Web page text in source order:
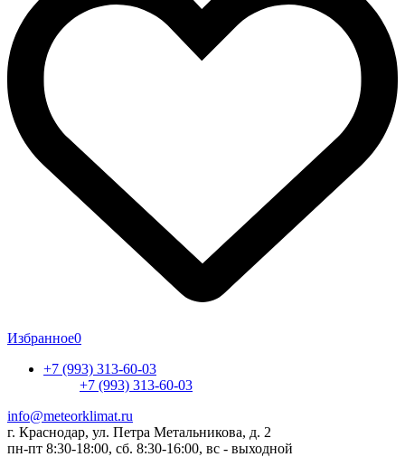
Избранное0
+7 (993) 313-60-03
+7 (993) 313-60-03
info@meteorklimat.ru
г. Краснодар, ул. Петра Метальникова, д. 2
пн-пт 8:30-18:00, сб. 8:30-16:00, вс - выходной